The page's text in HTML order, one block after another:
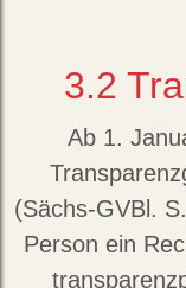
3.2
Ab 1.
(Sächs-GVBl.
Person ein